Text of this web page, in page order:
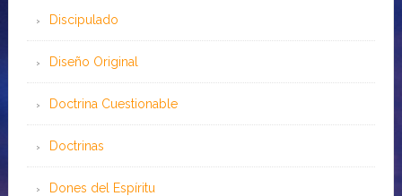
Discipulado
Diseño Original
Doctrina Cuestionable
Doctrinas
Dones del Espíritu